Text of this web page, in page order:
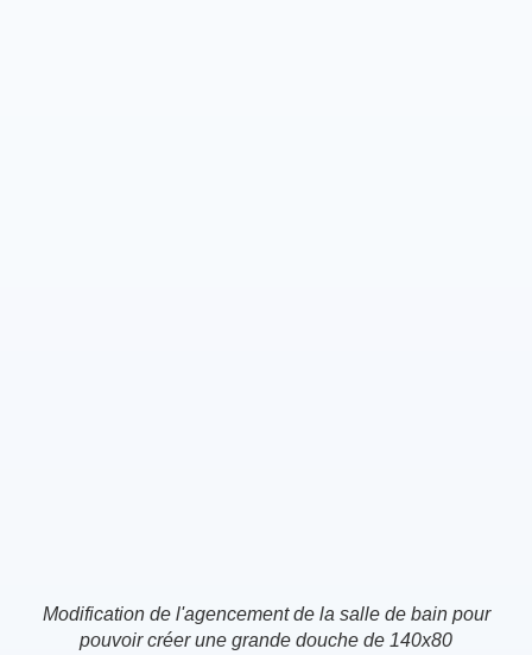
Modification de l'agencement de la salle de bain pour
pouvoir créer une grande douche de 140x80